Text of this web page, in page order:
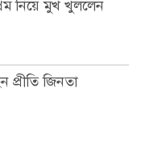
নিয়ে মুখ খুললেন
প্রীতি জিনতা